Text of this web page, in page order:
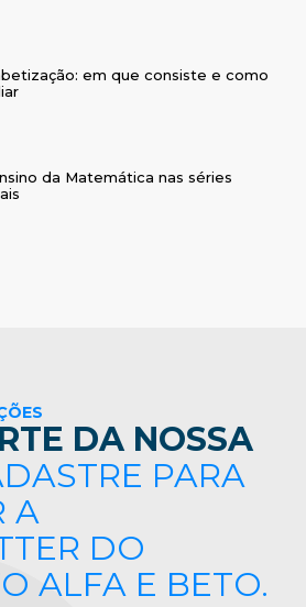
em que consiste e como
da Matemática nas séries
DA NOSSA
PARA
A
DO
ALFA E BETO.